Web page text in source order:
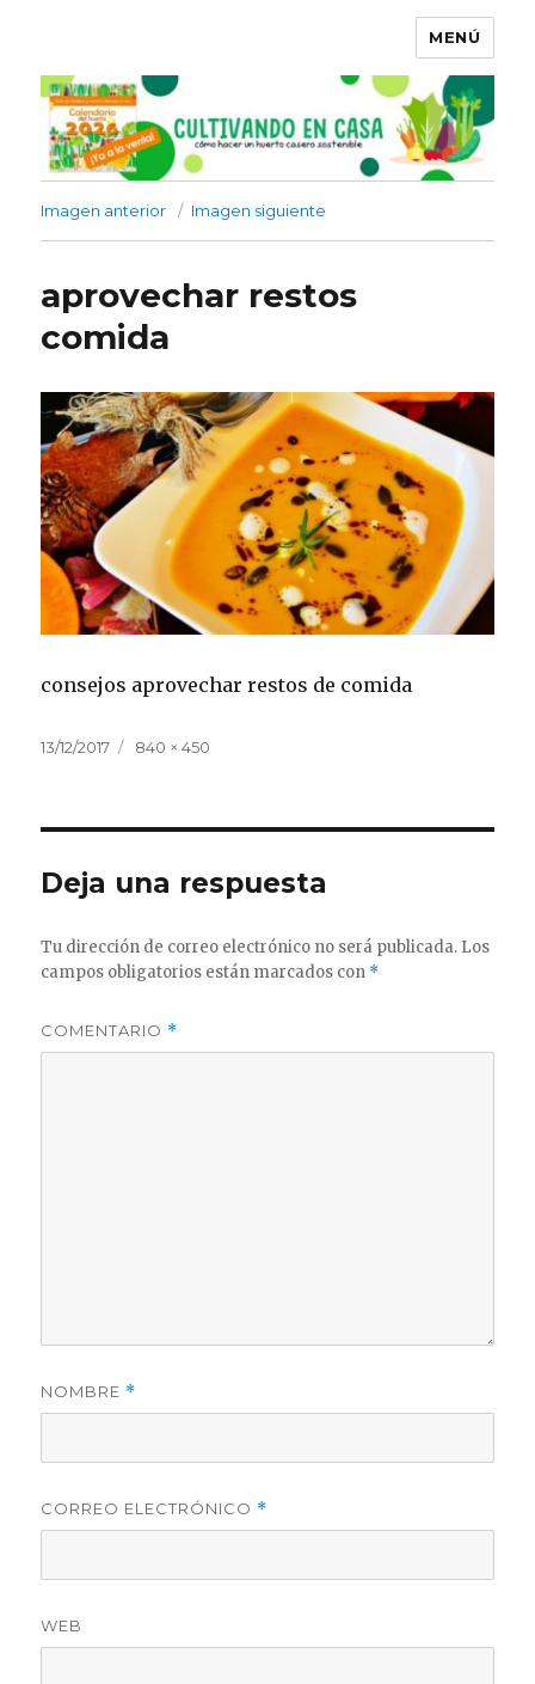
MENÚ
Imagen anterior Imagen siguiente
aprovechar restos
comida
consejos aprovechar restos de comida
Publicado
13/12/2017
Tamaño
840 × 450
Deja una respuesta
Tu dirección de correo electrónico no será publicada. Los
campos obligatorios están marcados con *
COMENTARIO *
NOMBRE *
CORREO ELECTRÓNICO *
WEB